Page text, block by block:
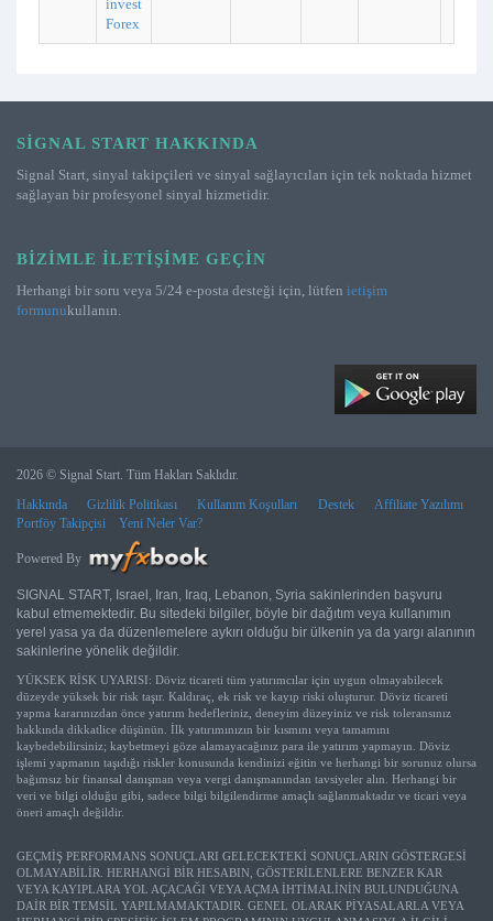
invest
Forex
SIGNAL START HAKKINDA
Signal Start, sinyal takipçileri ve sinyal sağlayıcıları için tek noktada hizmet
sağlayan bir profesyonel sinyal hizmetidir.
BIZIMLE İLETIŞIME GEÇIN
Herhangi bir soru veya 5/24 e-posta desteği için, lütfen ietişim
formunukullanın.
2026 © Signal Start. Tüm Hakları Saklıdır.
Hakkında
Gizlilik Politikası Kullanım Koşulları Destek
Affiliate Yazılımı
Portföy Takipçisi
Yeni Neler Var?
Powered By
SIGNAL START, Israel, Iran, Iraq, Lebanon, Syria sakinlerinden başvuru
kabul etmemektedir. Bu sitedeki bilgiler, böyle bir dağıtım veya kullanımın
yerel yasa ya da düzenlemelere aykırı olduğu bir ülkenin ya da yargı alanının
sakinlerine yönelik değildir.
YÜKSEK RİSK UYARISI: Döviz ticareti tüm yatırımcılar için uygun olmayabilecek
düzeyde yüksek bir risk taşır. Kaldıraç, ek risk ve kayıp riski oluşturur. Döviz ticareti
yapma kararınızdan önce yatırım hedefleriniz, deneyim düzeyiniz ve risk toleransınız
hakkında dikkatlice düşünün. İlk yatırımınızın bir kısmını veya tamamını
kaybedebilirsiniz; kaybetmeyi göze alamayacağınız para ile yatırım yapmayın. Döviz
işlemi yapmanın taşıdığı riskler konusunda kendinizi eğitin ve herhangi bir sorunuz olursa
bağımsız bir finansal danışman veya vergi danışmanından tavsiyeler alın. Herhangi bir
veri ve bilgi olduğu gibi, sadece bilgi bilgilendirme amaçlı sağlanmaktadır ve ticari veya
öneri amaçlı değildir.
GEÇMİŞ PERFORMANS SONUÇLARI GELECEKTEKİ SONUÇLARIN GÖSTERGESİ
OLMAYABİLİR. HERHANGİ BİR HESABIN, GÖSTERİLENLERE BENZER KAR
VEYA KAYIPLARA YOL AÇACAĞI VEYA AÇMA İHTİMALİNİN BULUNDUĞUNA
DAİR BİR TEMSİL YAPILMAMAKTADIR. GENEL OLARAK PİYASALARLA VEYA